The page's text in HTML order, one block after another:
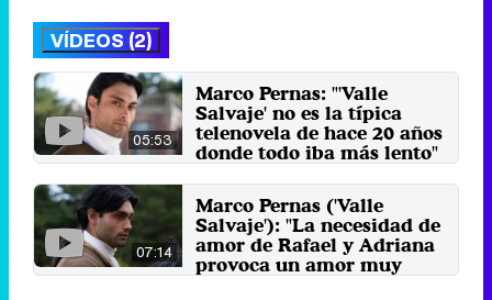
VÍDEOS (2)
05:53
Marco Pernas: "'Valle
Salvaje' no es la típica
telenovela de hace 20 años
donde todo iba más lento"
07:14
Marco Pernas ('Valle
Salvaje'): "La necesidad de
amor de Rafael y Adriana
provoca un amor muy